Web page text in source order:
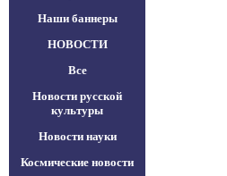
Наши баннеры
НОВОСТИ
Все
Новости русской
культуры
Новости науки
Космические новости